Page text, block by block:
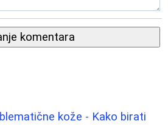
komentara
kože - Kako birati